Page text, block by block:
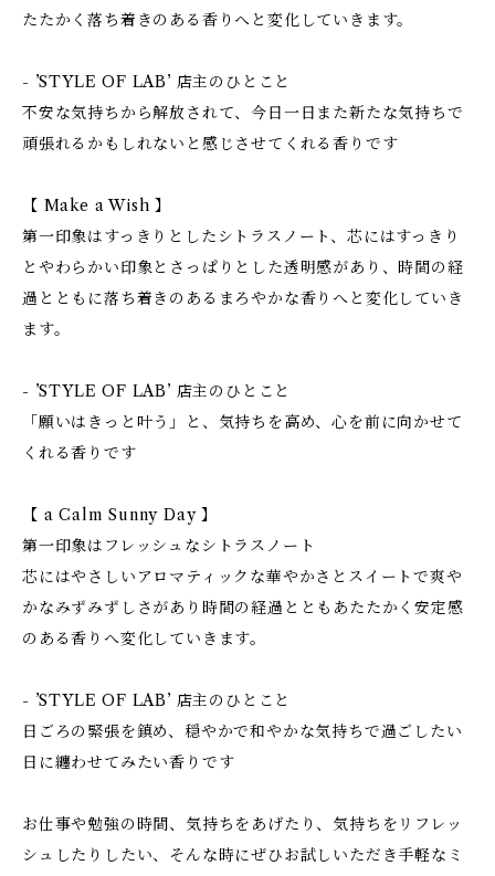
たたかく落ち着きのある香りへと変化していきます。
- ’STYLE OF LAB’ 店主のひとこと
不安な気持ちから解放されて、今日一日また新たな気持ちで
頑張れるかもしれないと感じさせてくれる香りです
【 Make a Wish 】
第一印象はすっきりとしたシトラスノート、芯にはすっきり
とやわらかい印象とさっぱりとした透明感があり、時間の経
過とともに落ち着きのあるまろやかな香りへと変化していき
ます。
- ’STYLE OF LAB’ 店主のひとこと
「願いはきっと叶う」と、気持ちを高め、心を前に向かせて
くれる香りです
【 a Calm Sunny Day 】
第一印象はフレッシュなシトラスノート
芯にはやさしいアロマティックな華やかさとスイートで爽や
かなみずみずしさがあり時間の経過とともあたたかく安定感
のある香りへ変化していきます。
- ’STYLE OF LAB’ 店主のひとこと
日ごろの緊張を鎮め、穏やかで和やかな気持ちで過ごしたい
日に纏わせてみたい香りです
お仕事や勉強の時間、気持ちをあげたり、気持ちをリフレッ
シュしたりしたい、そんな時にぜひお試しいただき手軽なミ